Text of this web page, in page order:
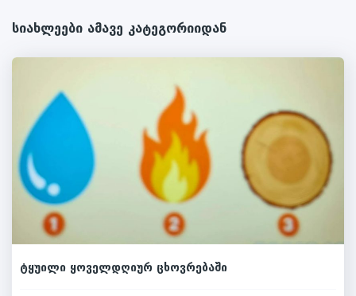
სიახლეები ამავე კატეგორიიდან
ტყუილი ყოველდღიურ ცხოვრებაში